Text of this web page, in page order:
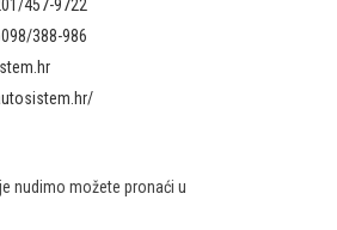
01/457-9722
098/388-986
nudimo možete pronaći u